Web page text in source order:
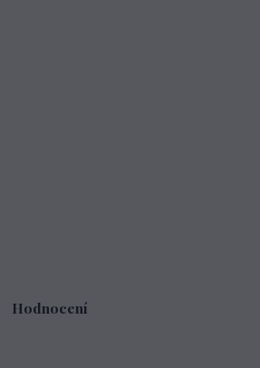
Hodnocení